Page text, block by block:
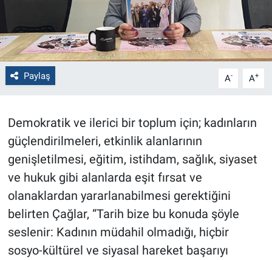
Paylaş A- A+
Demokratik ve ilerici bir toplum için; kadınların
güçlendirilmeleri, etkinlik alanlarının
genişletilmesi, eğitim, istihdam, sağlık, siyaset
ve hukuk gibi alanlarda eşit fırsat ve
olanaklardan yararlanabilmesi gerektiğini
belirten Çağlar, “Tarih bize bu konuda şöyle
seslenir: Kadının müdahil olmadığı, hiçbir
sosyo-kültürel ve siyasal hareket başarıyı
Genel
Çevre
Magazin
Bilim ve Teknoloji